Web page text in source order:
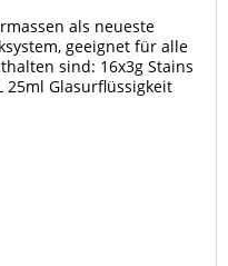
als neueste
geeignet für alle
sind: 16x3g Stains
25ml Glasurflüssigkeit